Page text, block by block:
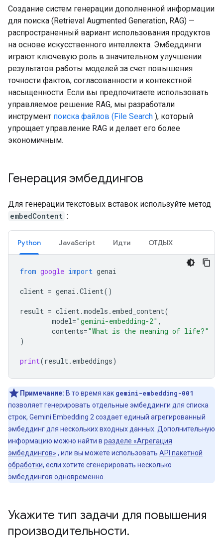
Создание систем генерации дополненной информации
для поиска (Retrieval Augmented Generation, RAG) —
распространенный вариант использования продуктов
на основе искусственного интеллекта. Эмбеддинги
играют ключевую роль в значительном улучшении
результатов работы моделей за счет повышения
точности фактов, согласованности и контекстной
насыщенности. Если вы предпочитаете использовать
управляемое решение RAG, мы разработали
инструмент поиска файлов (File Search ), который
упрощает управление RAG и делает его более
экономичным.
Генерация эмбеддингов
Для генерации текстовых вставок используйте метод
embedContent :
Python JavaScript Идти ОТДЫХ
from google import genai
client = genai .Client()
result = client.models . embed_content(
model="gemini-embedding-2" ,
contents="What is the meaning of life?"
)
print(result. embeddings)
Примечание: В то время как gemini-embedding-001
позволяет генерировать отдельные эмбеддинги для списка
строк, Gemini Embedding 2 создает единый агрегированный
эмбеддинг для нескольких входных данных. Дополнительную
информацию можно найти в разделе «Агрегация
эмбеддингов» , или вы можете использовать API пакетной
обработки, если хотите сгенерировать несколько
эмбеддингов одновременно.
Укажите тип задачи для повышения
производительности.